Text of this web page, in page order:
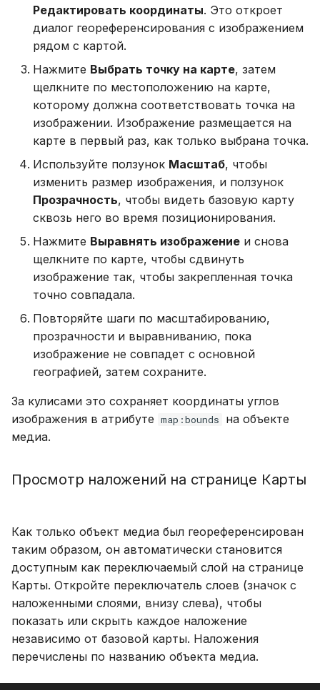
Редактировать координаты. Это откроет
диалог геореференсирования с изображением
рядом с картой.
Нажмите Выбрать точку на карте, затем
щелкните по местоположению на карте,
которому должна соответствовать точка на
изображении. Изображение размещается на
карте в первый раз, как только выбрана точка.
Используйте ползунок Масштаб, чтобы
изменить размер изображения, и ползунок
Прозрачность, чтобы видеть базовую карту
сквозь него во время позиционирования.
Нажмите Выравнять изображение и снова
щелкните по карте, чтобы сдвинуть
изображение так, чтобы закрепленная точка
точно совпадала.
Повторяйте шаги по масштабированию,
прозрачности и выравниванию, пока
изображение не совпадет с основной
географией, затем сохраните.
За кулисами это сохраняет координаты углов
изображения в атрибуте map:bounds
на объекте
медиа.
Просмотр наложений на странице Карты
Как только объект медиа был геореференсирован
таким образом, он автоматически становится
доступным как переключаемый слой на странице
Карты. Откройте переключатель слоев (значок с
наложенными слоями, внизу слева), чтобы
показать или скрыть каждое наложение
независимо от базовой карты. Наложения
перечислены по названию объекта медиа.